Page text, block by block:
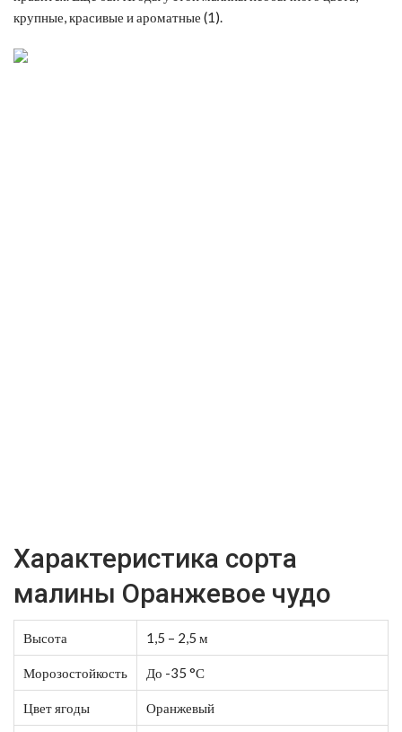
крупные, красивые и ароматные (1).
Характеристика сорта
малины Оранжевое чудо
Высота 1,5 – 2,5 м
Морозостойкость До -35 °С
Цвет ягоды Оранжевый